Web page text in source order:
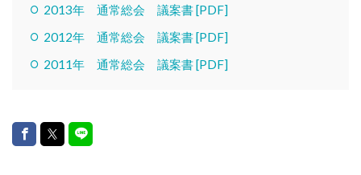
2013年 通常総会 議案書 [PDF]
2012年 通常総会 議案書 [PDF]
2011年 通常総会 議案書 [PDF]